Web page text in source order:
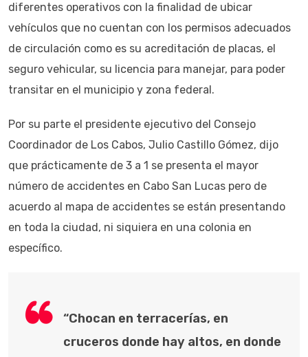
diferentes operativos con la finalidad de ubicar
vehículos que no cuentan con los permisos adecuados
de circulación como es su acreditación de placas, el
seguro vehicular, su licencia para manejar, para poder
transitar en el municipio y zona federal.
Por su parte el presidente ejecutivo del Consejo
Coordinador de Los Cabos, Julio Castillo Gómez, dijo
que prácticamente de 3 a 1 se presenta el mayor
número de accidentes en Cabo San Lucas pero de
acuerdo al mapa de accidentes se están presentando
en toda la ciudad, ni siquiera en una colonia en
específico.
“Chocan en terracerías, en
cruceros donde hay altos, en donde